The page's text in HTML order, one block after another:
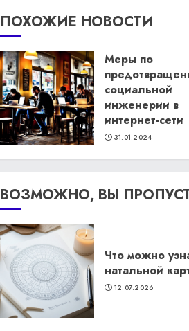
ПОХОЖИЕ НОВОСТИ
Меры по
социальной
инженерии в
интернет-сети
31.01.2024
ВОЗМОЖНО, ВЫ
Что можно
натальной
12.07.2026